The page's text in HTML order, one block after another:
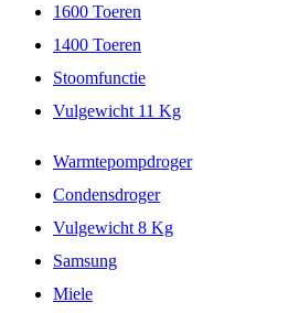
1600 Toeren
1400 Toeren
Stoomfunctie
Vulgewicht 11 Kg
Warmtepompdroger
Condensdroger
Vulgewicht 8 Kg
Samsung
Miele